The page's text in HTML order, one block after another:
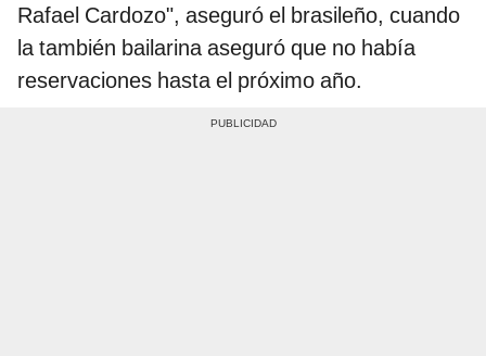
Rafael Cardozo", aseguró el brasileño, cuando
la también bailarina aseguró que no había
reservaciones hasta el próximo año.